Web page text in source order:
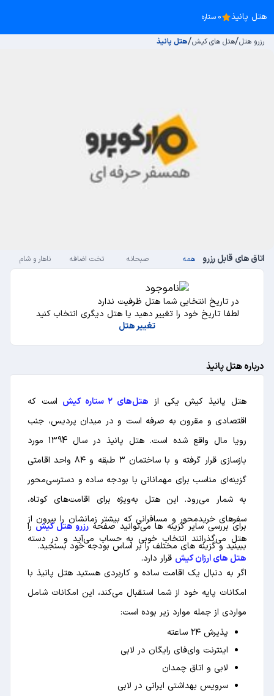
هتل پانیذ 0 ستاره
رزرو هتل/هتل های کیش/هتل پانیذ
اتاق های قابل رزرو همه صبحانه تخت اضافه ناهار و شام
در تاریخ انتخابی شما هتل ظرفیت ندارد
لطفا تاریخ خود را تغییر دهید یا هتل دیگری انتخاب کنید
تغییر هتل
درباره هتل پانیذ
هتل پانیذ کیش یکی از هتل‌های ۲ ستاره کیش
است که
اقتصادی و مقرون به صرفه است و در میدان پردیس، جنب
رویا مال واقع شده است. هتل پانیذ در سال 1394 مورد
بازسازی قرار گرفته و با ساختمان ۳ طبقه و ۸۴ واحد اقامتی
گزینه‌ای مناسب برای مهمانانی با بودجه ساده و دسترسی‌محور
به شمار می‌رود. این هتل به‌ویژه برای اقامت‌های کوتاه،
سفرهای خریدمحور و مسافرانی که بیشتر زمانشان را بیرون از
هتل می‌گذرانند انتخاب خوبی به حساب می‌آید و در دسته
هتل های ارزان کیش قرار دارد.
برای بررسی سایر گزینه ها می‌توانید صفحه رزرو هتل کیش را
ببینید و گزینه های مختلف را بر اساس بودجه خود بسنجید.
اگر به دنبال یک اقامت ساده و کاربردی هستید هتل پانیذ با
امکانات پایه خود از شما استقبال می‌کند، این امکانات شامل
مواردی از جمله موارد زیر بوده است:
پذیرش ۲۴ ساعته
اینترنت وای‌فای رایگان در لابی
لابی و اتاق چمدان
سرویس بهداشتی ایرانی در لابی